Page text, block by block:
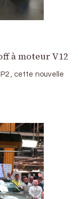
à moteur V12
, cette nouvelle